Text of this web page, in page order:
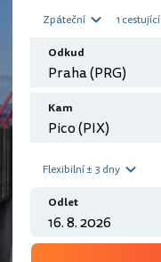
Zpáteční 1 cestující
Odkud
Kam
Flexibilní ± 3 dny
Odlet